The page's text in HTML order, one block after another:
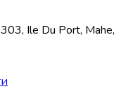
Ile Du Port, Mahe,